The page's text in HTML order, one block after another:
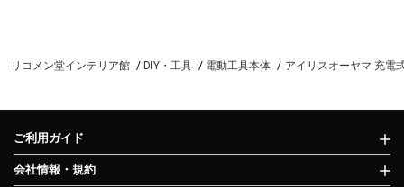
リコメン堂インテリア館 DIY・工具 電動工具本体 アイリスオーヤマ 充電
ご利用ガイド
会社情報・規約